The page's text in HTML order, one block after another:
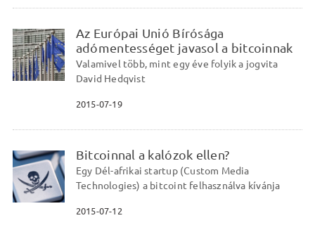
Az Európai Unió Bírósága
adómentességet javasol a bitcoinnak
Valamivel több, mint egy éve folyik a jogvita
David Hedqvist
2015-07-19
Bitcoinnal a kalózok ellen?
Egy Dél-afrikai startup (Custom Media
Technologies) a bitcoint felhasználva kívánja
2015-07-12